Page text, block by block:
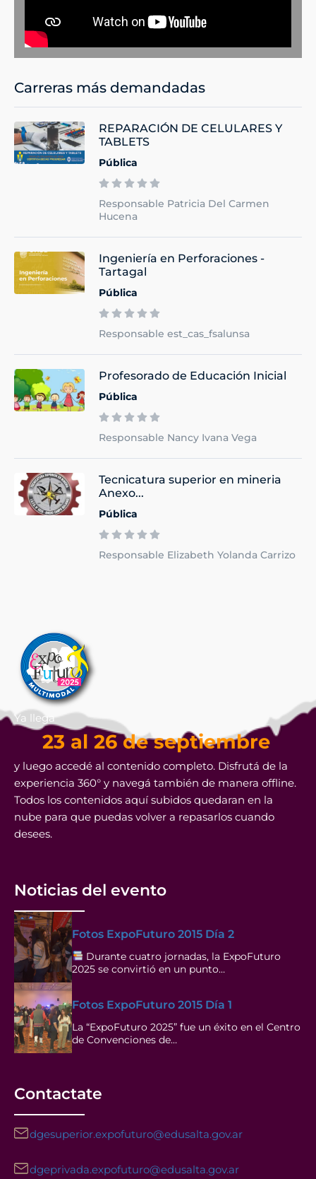
Carreras más demandadas
REPARACIÓN DE CELULARES Y
TABLETS
Pública
Responsable Patricia Del Carmen
Hucena
Ingeniería en Perforaciones -
Tartagal
Pública
Responsable est_cas_fsalunsa
Profesorado de Educación Inicial
Pública
Responsable Nancy Ivana Vega
Tecnicatura superior en mineria
Anexo...
Pública
Responsable Elizabeth Yolanda Carrizo
Ya llega
23 al 26 de septiembre
y luego accedé al contenido completo. Disfrutá de la
experiencia 360° y navegá también de manera offline.
Todos los contenidos aquí subidos quedaran en la
nube para que puedas volver a repasarlos cuando
desees.
Noticias del evento
Fotos ExpoFuturo 2015 Día 2
Durante cuatro jornadas, la ExpoFuturo
2025 se convirtió en un punto…
Fotos ExpoFuturo 2015 Día 1
La “ExpoFuturo 2025” fue un éxito en el Centro
de Convenciones de…
Contactate
dgesuperior.expofuturo@edusalta.gov.ar
dgeprivada.expofuturo@edusalta.gov.ar